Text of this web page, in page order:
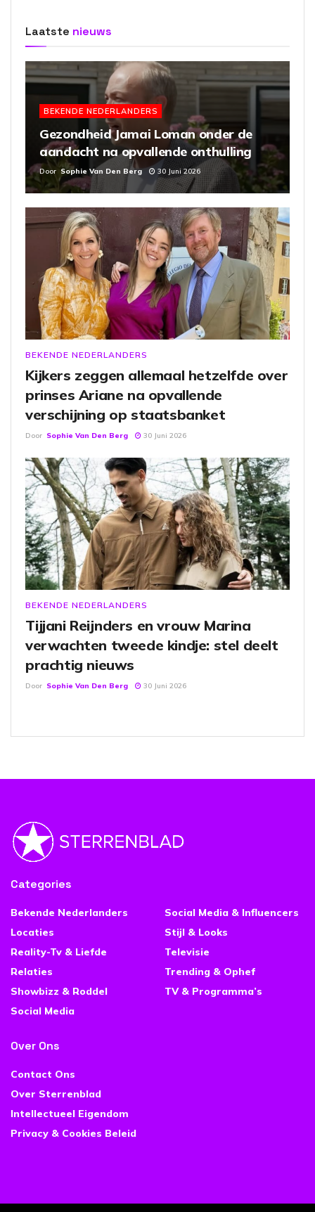
Laatste nieuws
BEKENDE NEDERLANDERS
Gezondheid Jamai Loman onder de
aandacht na opvallende onthulling
Door Sophie Van Den Berg 30 Juni 2026
BEKENDE NEDERLANDERS
Kijkers zeggen allemaal hetzelfde over
prinses Ariane na opvallende
verschijning op staatsbanket
Door Sophie Van Den Berg 30 Juni 2026
BEKENDE NEDERLANDERS
Tijjani Reijnders en vrouw Marina
verwachten tweede kindje: stel deelt
prachtig nieuws
Door Sophie Van Den Berg 30 Juni 2026
Categories
Bekende Nederlanders
Locaties
Reality-Tv & Liefde
Relaties
Showbizz & Roddel
Social Media
Social Media & Influencers
Stijl & Looks
Televisie
Trending & Ophef
TV & Programma’s
Over Ons
Contact Ons
Over Sterrenblad
Intellectueel Eigendom
Privacy & Cookies Beleid